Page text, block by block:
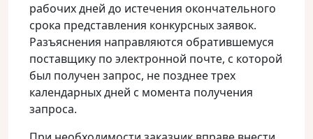
рабочих дней до истечения окончательного
срока представления конкурсных заявок.
Разъяснения направляются обратившемуся
поставщику по электронной почте, с которой
был получен запрос, не позднее трех
календарных дней с момента получения
запроса.